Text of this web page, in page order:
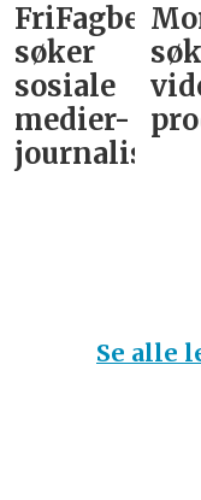
søker
sosiale
medier-
journalist
Se alle